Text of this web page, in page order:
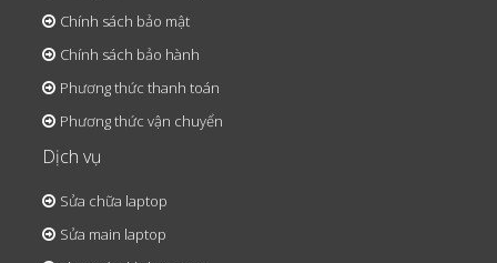
Chính sách bảo mật
Chính sách bảo hành
Phương thức thanh toán
Phương thức vận chuyển
Dịch vụ
Sửa chữa laptop
Sửa main laptop